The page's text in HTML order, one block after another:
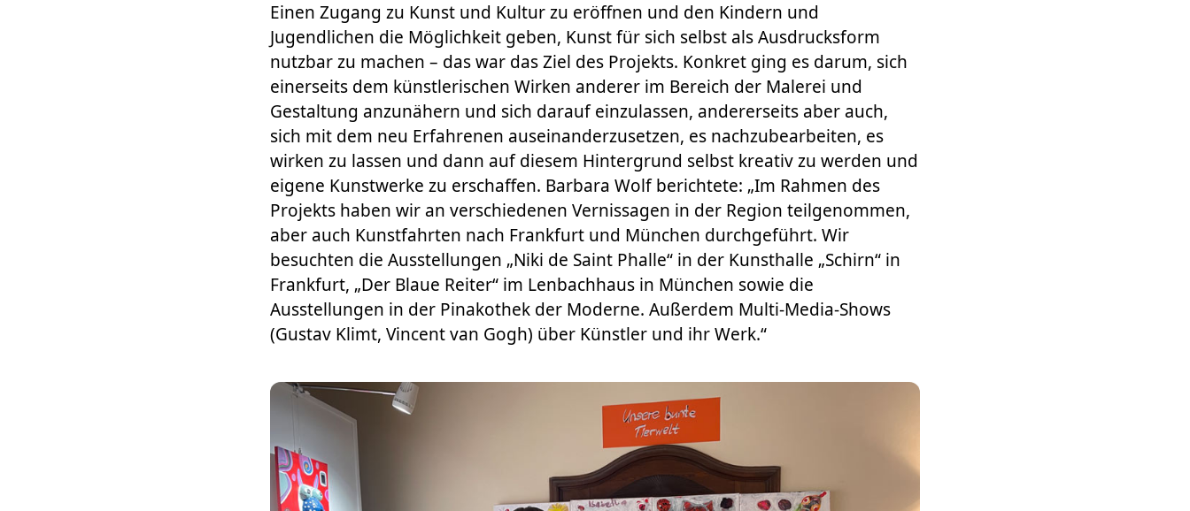
Einen Zugang zu Kunst und Kultur zu eröffnen und den Kindern und
Jugendlichen die Möglichkeit geben, Kunst für sich selbst als Ausdrucksform
nutzbar zu machen – das war das Ziel des Projekts. Konkret ging es darum, sich
einerseits dem künstlerischen Wirken anderer im Bereich der Malerei und
Gestaltung anzunähern und sich darauf einzulassen, andererseits aber auch,
sich mit dem neu Erfahrenen auseinanderzusetzen, es nachzubearbeiten, es
wirken zu lassen und dann auf diesem Hintergrund selbst kreativ zu werden und
eigene Kunstwerke zu erschaffen. Barbara Wolf berichtete: „Im Rahmen des
Projekts haben wir an verschiedenen Vernissagen in der Region teilgenommen,
aber auch Kunstfahrten nach Frankfurt und München durchgeführt. Wir
besuchten die Ausstellungen „Niki de Saint Phalle“ in der Kunsthalle „Schirn“ in
Frankfurt, „Der Blaue Reiter“ im Lenbachhaus in München sowie die
Ausstellungen in der Pinakothek der Moderne. Außerdem Multi-Media-Shows
(Gustav Klimt, Vincent van Gogh) über Künstler und ihr Werk.“